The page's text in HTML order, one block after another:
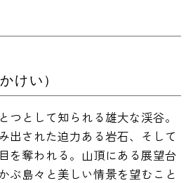
けい）
つとして知られる雄大な渓谷。
出された迫力ある岩石、そして
を奪われる。山頂にある展望台
ぶ島々と美しい情景を望むこと